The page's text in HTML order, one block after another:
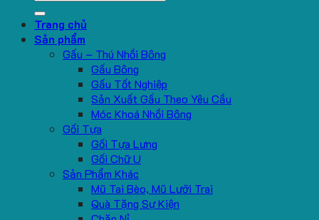
Trang chủ
Sản phẩm
Gấu – Thú Nhồi Bông
Gấu Bông
Gấu Tốt Nghiệp
Sản Xuất Gấu Theo Yêu Cầu
Móc Khoá Nhồi Bông
Gối Tựa
Gối Tựa Lưng
Gối Chữ U
Sản Phẩm Khác
Mũ Tai Bèo, Mũ Lưỡi Trai
Quà Tặng Sự Kiện